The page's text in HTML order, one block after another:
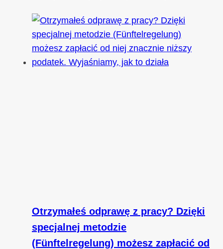
Otrzymałeś odprawę z pracy? Dzięki
specjalnej metodzie
(Fünftelregelung) możesz zapłacić od